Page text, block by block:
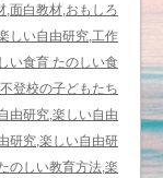
,面白教材,おもしろ
しい自由研究,工作
い食育 たのしい食
登校の子どもたち
由研究,楽しい自由
研究,楽しい自由研
のしい教育方法,楽